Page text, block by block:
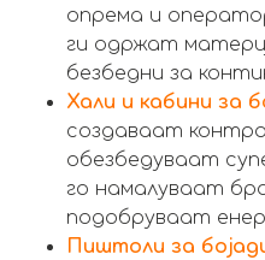
опрема и
ги одржат
безбедни за
Хали и кабини за
создаваат
обезбедуваат
го намалуваат
подобруваат
Пиштоли за